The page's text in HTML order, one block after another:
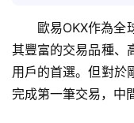
歐易OKX作為全
其豐富的交易品種、
用戶的首選。但對於
完成第一筆交易，中